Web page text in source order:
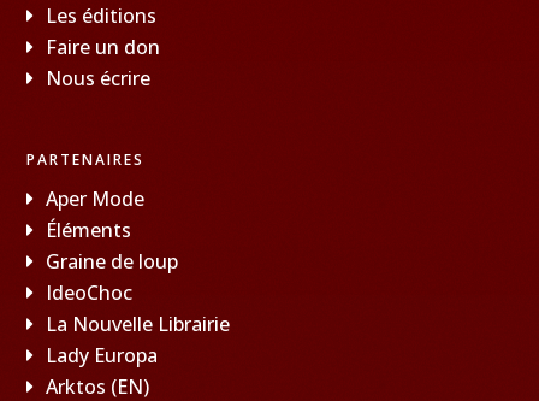
Les éditions
Faire un don
Nous écrire
PARTENAIRES
Aper Mode
Éléments
Graine de loup
IdeoChoc
La Nouvelle Librairie
Lady Europa
Arktos (EN)